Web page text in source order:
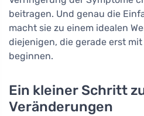
beitragen. Und genau die
macht sie zu einem idealen
diejenigen, die gerade erst
beginnen.
Ein kleiner Schritt
Veränderungen